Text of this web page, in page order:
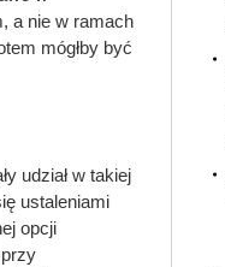
a nie w ramach
mógłby być
udział w takiej
ustaleniami
opcji